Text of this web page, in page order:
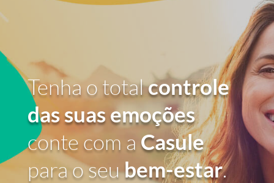
Tenha o totalcontrole
das suas emoções
conte com a Casule
para o seubem-estar.